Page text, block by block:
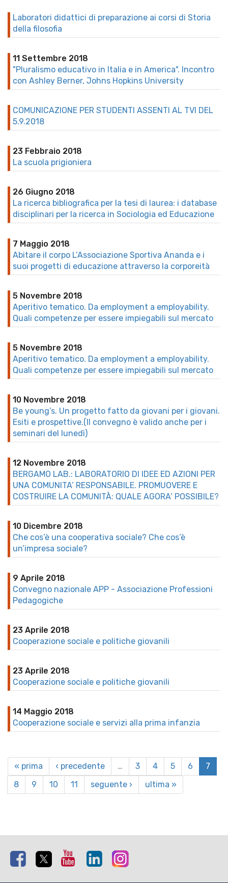
Laboratori didattici di preparazione ai corsi di Storia
della filosofia
11 Settembre 2018
"Pluralismo educativo in Italia e in America". Incontro
con Ashley Berner, Johns Hopkins University
COMUNICAZIONE PER STUDENTI ASSENTI AL TVI DEL
5.9.2018
23 Febbraio 2018
La scuola prigioniera
26 Giugno 2018
La ricerca bibliografica per la tesi di laurea: i database
disciplinari per la ricerca in Sociologia ed Educazione
7 Maggio 2018
Abitare il corpo L’Associazione Sportiva Ananda e i
suoi progetti di educazione attraverso la corporeità
5 Novembre 2018
Aperitivo tematico. Da employment a employability.
Quali competenze per essere impiegabili sul mercato
5 Novembre 2018
Aperitivo tematico. Da employment a employability.
Quali competenze per essere impiegabili sul mercato
10 Novembre 2018
Be young’s. Un progetto fatto da giovani per i giovani.
Esiti e prospettive.(Il convegno è valido anche per i
seminari del lunedì)
12 Novembre 2018
BERGAMO LAB.: LABORATORIO DI IDEE ED AZIONI PER
UNA COMUNITA’ RESPONSABILE. PROMUOVERE E
COSTRUIRE LA COMUNITÀ: QUALE AGORA’ POSSIBILE?
10 Dicembre 2018
Che cos’è una cooperativa sociale? Che cos’è
un’impresa sociale?
9 Aprile 2018
Convegno nazionale APP - Associazione Professioni
Pedagogiche
23 Aprile 2018
Cooperazione sociale e politiche giovanili
23 Aprile 2018
Cooperazione sociale e politiche giovanili
14 Maggio 2018
Cooperazione sociale e servizi alla prima infanzia
« prima ‹ precedente … 3 4 5 6
7
8
9 10 11 seguente › ultima »
Facebook Twitter Youtube Linkedin